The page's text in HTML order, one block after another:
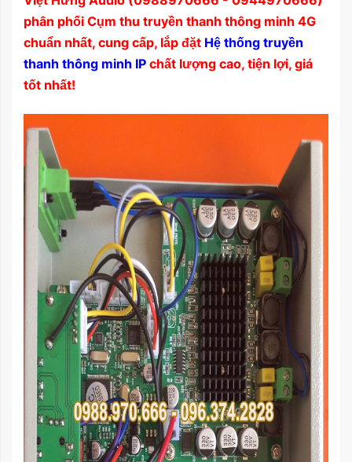
phân phối Cụm thu truyền thanh thông minh 4G
chuẩn nhất, cung cấp, lắp đặt Hệ thống truyền
thanh thông minh IP chất lượng cao, tiện lợi, giá
tốt nhất!